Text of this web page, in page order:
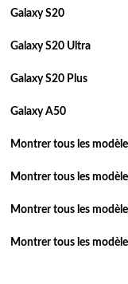
Galaxy S20
Galaxy S20 Ultra
Galaxy S20 Plus
Galaxy A50
Montrer tous les
Montrer tous les
Montrer tous les
Montrer tous les